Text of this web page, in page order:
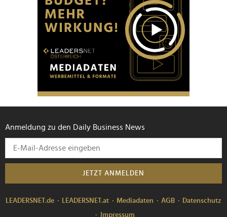
Anmeldung zu den Daily Business News
JETZT ANMELDEN
LEADERSNET.de LEADERSNET.at Mediadaten AGB
Datenschutz
Impressum